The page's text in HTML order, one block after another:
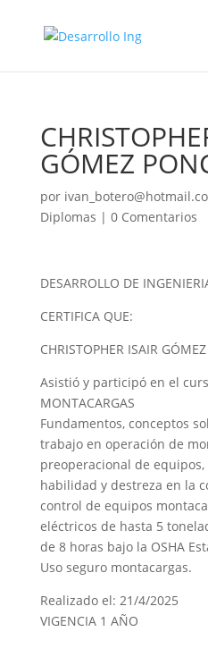
GÓMEZ
por
Diplomas | 0 Comentarios
DESARROLLO DE
CERTIFICA QUE:
CHRISTOPHER ISAIR
Asistió y participó en el
MONTACARGAS
Fundamentos, conceptos
trabajo en operación de
preoperacional de
habilidad y destreza en la
control de equipos
eléctricos de hasta 5
de 8 horas bajo la OSHA
Uso seguro montacargas.
Realizado el: 21/4/2025
VIGENCIA 1 AÑO